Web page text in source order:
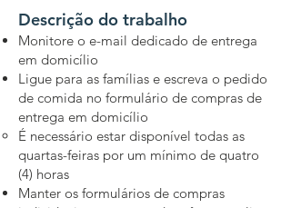
Descrição do trabalho
Monitore o e-mail dedicado de entrega
em domicílio
Ligue para as famílias e escreva o pedido
de comida no formulário de compras de
entrega em domicílio
É necessário estar disponível todas as
quartas-feiras por um mínimo de quatro
(4) horas
Manter os formulários de compras